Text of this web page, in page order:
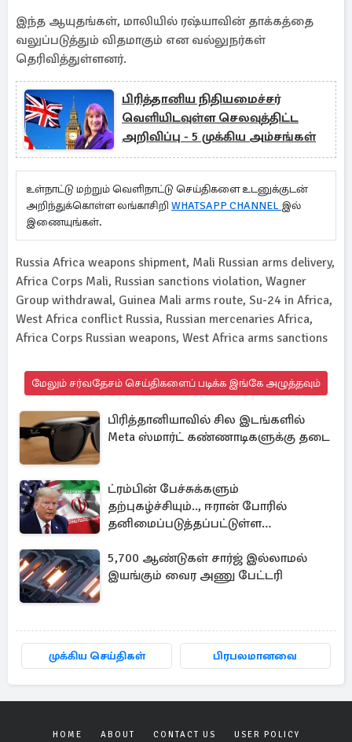
இந்த ஆயுதங்கள், மாலியில் ரஷ்யாவின் தாக்கத்தை
வலுப்படுத்தும் விதமாகும் என வல்லுநர்கள்
தெரிவித்துள்ளனர்.
பிரித்தானிய நிதியமைச்சர்
வெளியிடவுள்ள செலவுத்திட்ட
அறிவிப்பு - 5 முக்கிய அம்சங்கள்
உள்நாட்டு மற்றும் வெளிநாட்டு செய்திகளை உடனுக்குடன்
அறிந்துக்கொள்ள லங்காசிறி WHATSAPP CHANNEL இல்
இணையுங்கள்.
Russia Africa weapons shipment, Mali Russian arms delivery,
Africa Corps Mali, Russian sanctions violation, Wagner
Group withdrawal, Guinea Mali arms route, Su-24 in Africa,
West Africa conflict Russia, Russian mercenaries Africa,
Africa Corps Russian weapons, West Africa arms sanctions
மேலும் சர்வதேசம் செய்திகளைப் படிக்க இங்கே அழுத்தவும்
பிரித்தானியாவில் சில இடங்களில்
Meta ஸ்மார்ட் கண்ணாடிகளுக்கு தடை
ட்ரம்பின் பேச்சுக்களும்
தற்புகழ்ச்சியும்.., ஈரான் போரில்
தனிமைப்படுத்தப்பட்டுள்ள
5,700 ஆண்டுகள் சார்ஜ் இல்லாமல்
இயங்கும் வைர அணு பேட்டரி
முக்கிய செய்திகள் பிரபலமானவை
HOME ABOUT CONTACT US USER POLICY